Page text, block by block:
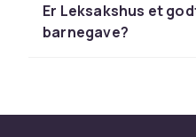
Barbie og Schleich til
priser med rask
Er Leksakshus et
barnegave?